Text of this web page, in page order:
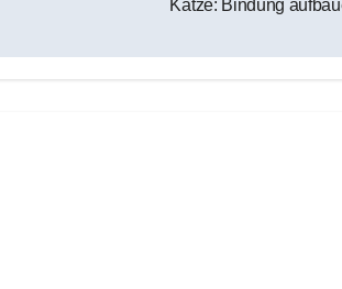
Katze: Bindung